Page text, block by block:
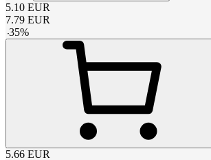
5.10 EUR
7.79 EUR
-35%
5.66 EUR